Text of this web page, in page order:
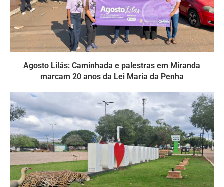
Agosto Lilás: Caminhada e palestras em Miranda
marcam 20 anos da Lei Maria da Penha